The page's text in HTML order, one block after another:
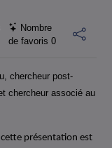
Nombre
de favoris 0
chercheur post-
chercheur associé au
présentation est